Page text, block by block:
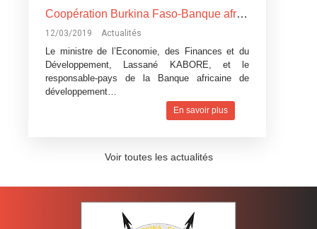
Coopération Burkina Faso-Banque africaine de développement: La Banque africaine de développement accorde trois
12/03/2019 Actualités
Le ministre de l’Economie, des Finances et du
Développement, Lassané KABORE, et le
responsable-pays de la Banque africaine de
développement…
En savoir plus
Voir toutes les actualités